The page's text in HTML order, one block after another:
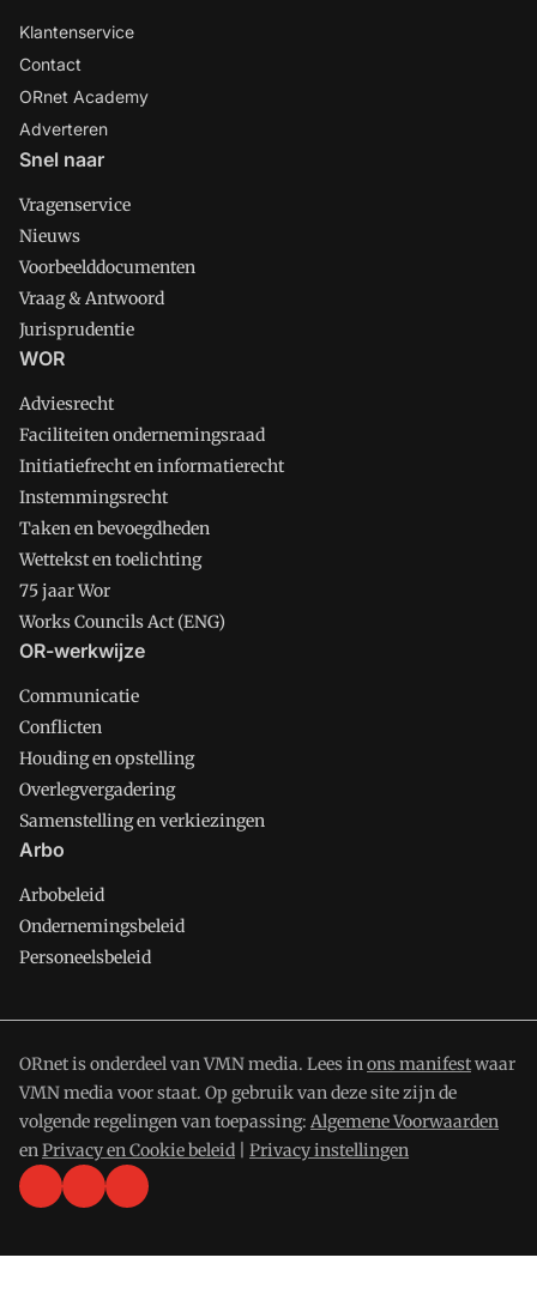
Klantenservice
Contact
ORnet Academy
Adverteren
Snel naar
Vragenservice
Nieuws
Voorbeelddocumenten
Vraag & Antwoord
Jurisprudentie
WOR
Adviesrecht
Faciliteiten ondernemingsraad
Initiatiefrecht en informatierecht
Instemmingsrecht
Taken en bevoegdheden
Wettekst en toelichting
75 jaar Wor
Works Councils Act (ENG)
OR-werkwijze
Communicatie
Conflicten
Houding en opstelling
Overlegvergadering
Samenstelling en verkiezingen
Arbo
Arbobeleid
Ondernemingsbeleid
Personeelsbeleid
ORnet is onderdeel van VMN media. Lees inons manifestwaar
VMN media voor staat. Op gebruik van deze site zijn de
volgende regelingen van toepassing: Algemene Voorwaarden
enPrivacy en Cookie beleid Privacy instellingen